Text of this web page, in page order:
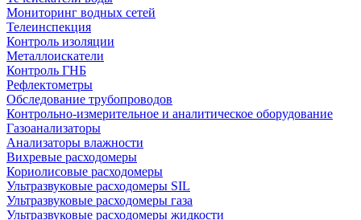
Мониторинг водных сетей
Телеинспекция
Контроль изоляции
Металлоискатели
Контроль ГНБ
Рефлектометры
Обследование трубопроводов
Контрольно-измерительное и аналитическое оборудование
Газоанализаторы
Анализаторы влажности
Вихревые расходомеры
Кориолисовые расходомеры
Ультразвуковые расходомеры SIL
Ультразвуковые расходомеры газа
Ультразвуковые расходомеры жидкости